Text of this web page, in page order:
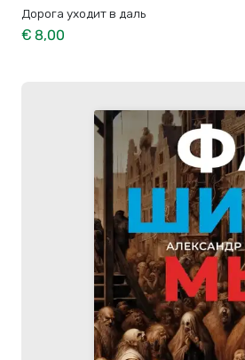
Дорога уходит в даль
€ 8,00